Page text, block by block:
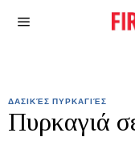
ΔΑΣΙΚΈΣ ΠΥΡΚΑΓΙΈΣ
Πυρκαγιά